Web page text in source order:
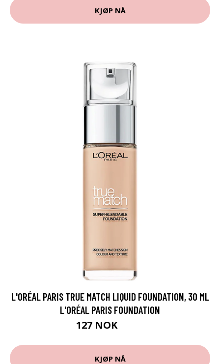
KJØP NÅ
L'ORÉAL PARIS TRUE MATCH LIQUID FOUNDATION, 30 ML
L'ORÉAL PARIS FOUNDATION
127 NOK
KJØP NÅ